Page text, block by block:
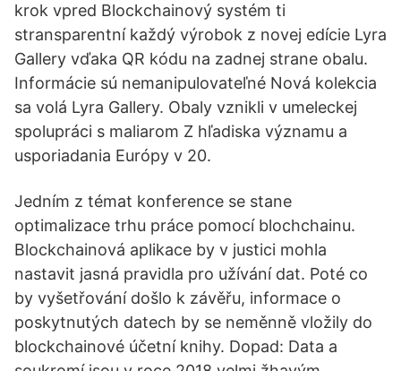
krok vpred Blockchainový systém ti
stransparentní každý výrobok z novej edície Lyra
Gallery vďaka QR kódu na zadnej strane obalu.
Informácie sú nemanipulovateľné Nová kolekcia
sa volá Lyra Gallery. Obaly vznikli v umeleckej
spolupráci s maliarom Z hľadiska významu a
usporiadania Európy v 20.
Jedním z témat konference se stane
optimalizace trhu práce pomocí blochchainu.
Blockchainová aplikace by v justici mohla
nastavit jasná pravidla pro užívání dat. Poté co
by vyšetřování došlo k závěřu, informace o
poskytnutých datech by se neměnně vložily do
blockchainové účetní knihy. Dopad: Data a